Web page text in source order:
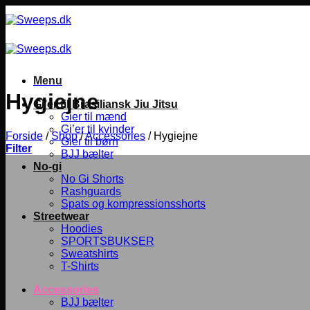
til
Menu
Gi’er til Brasiliansk Jiu Jitsu
Gier til mænd
Gi’er til kvinder
Gier til børn
BJJ bælter
No-gi
No Gi Shorts
Rashguards
Spats og kompressionsshorts
Streetwear
Hoodies
SPORTSBUKSER
Sweatshirts
T-Shirts
Accessories
BJJ bælter
Hygiejne
Forside / Shop /Accessories /Hygiejne
Filter